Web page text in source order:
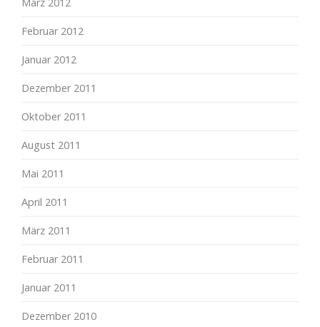
März 2012
Februar 2012
Januar 2012
Dezember 2011
Oktober 2011
August 2011
Mai 2011
April 2011
März 2011
Februar 2011
Januar 2011
Dezember 2010